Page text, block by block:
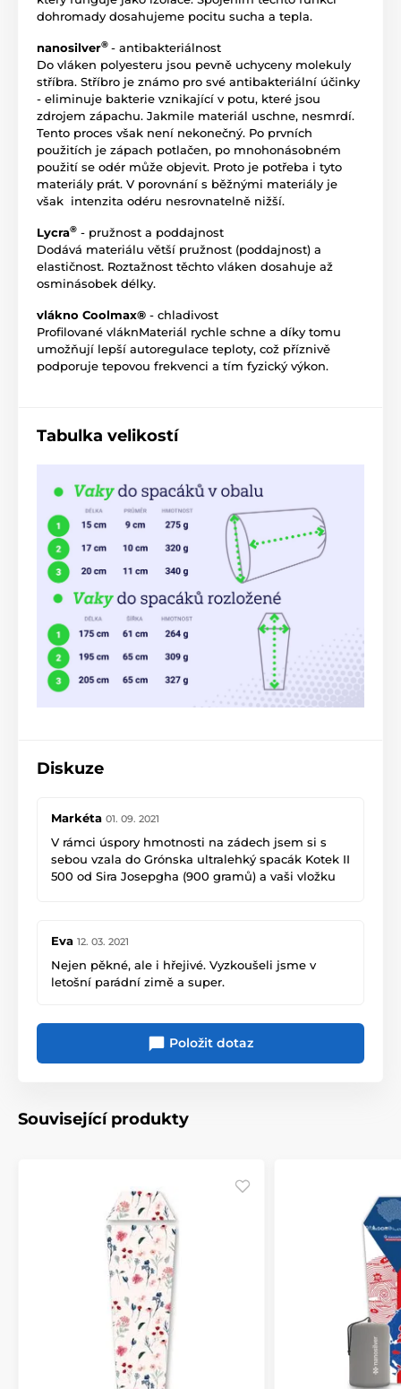
dohromady dosahujeme pocitu sucha a tepla.
nanosilver® - antibakteriálnost
Do vláken polyesteru jsou pevně uchyceny molekuly
stříbra. Stříbro je známo pro své antibakteriální účinky
- eliminuje bakterie vznikající v potu, které jsou
zdrojem zápachu. Jakmile materiál uschne, nesmrdí.
Tento proces však není nekonečný. Po prvních
použitích je zápach potlačen, po mnohonásobném
použití se odér může objevit. Proto je potřeba i tyto
materiály prát. V porovnání s běžnými materiály je
však intenzita odéru nesrovnatelně nižší.
Lycra® - pružnost a poddajnost
Dodává materiálu větší pružnost (poddajnost) a
elastičnost. Roztažnost těchto vláken dosahuje až
osminásobek délky.
vlákno Coolmax® - chladivost
Profilované vláknMateriál rychle schne a díky tomu
umožňují lepší autoregulace teploty, což příznivě
podporuje tepovou frekvenci a tím fyzický výkon.
Tabulka velikostí
Diskuze
Markéta 01. 09. 2021
V rámci úspory hmotnosti na zádech jsem si s
sebou vzala do Grónska ultralehký spacák Kotek II
500 od Sira Josepgha (900 gramů) a vaši vložku
komfortem. Vložka do spacáku tímto prošlo
testem v Gronsku na jedničku s hvězdičkou.
Děkuji
Eva 12. 03. 2021
Nejen pěkné, ale i hřejivé. Vyzkoušeli jsme v
letošní parádní zimě a super.
Položit dotaz
Související produkty